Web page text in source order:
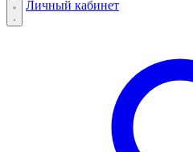
Личный кабинет